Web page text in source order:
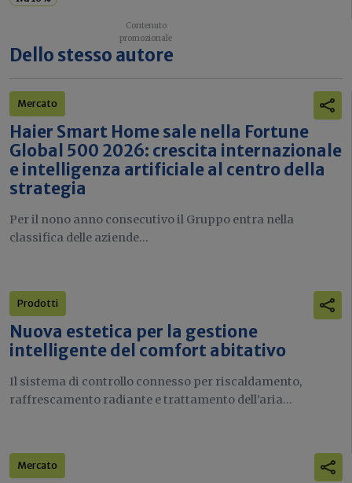
Dello stesso autore
Mercato
Haier Smart Home sale nella Fortune
Global 500 2026: crescita internazionale
e intelligenza artificiale al centro della
strategia
Per il nono anno consecutivo il Gruppo entra nella
classifica delle aziende...
Prodotti
Nuova estetica per la gestione
intelligente del comfort abitativo
Il sistema di controllo connesso per riscaldamento,
raffrescamento radiante e trattamento dell’aria...
Mercato